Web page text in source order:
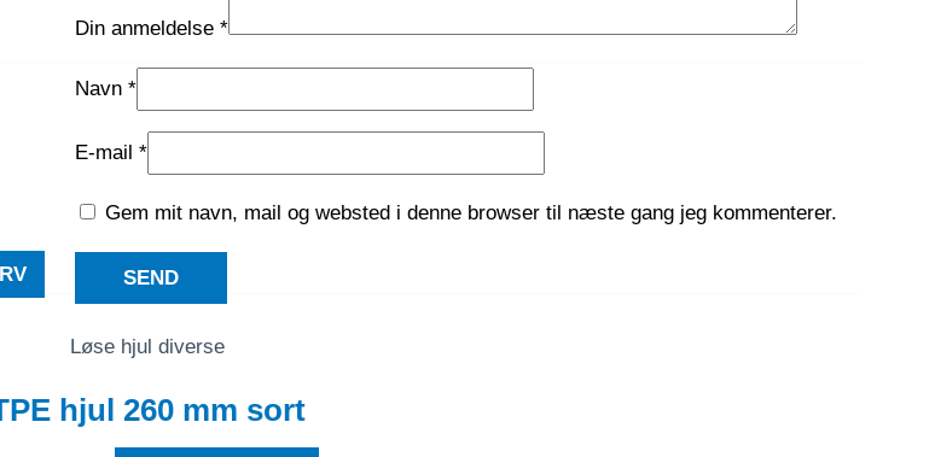
Din anmeldelse *
Navn *
E-mail *
Gem mit navn, mail og websted i denne browser til næste gang jeg kommenterer.
Løse hjul diverse
hjul 260 mm sort